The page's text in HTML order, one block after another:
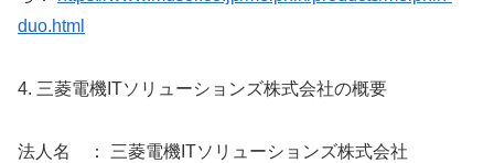
duo.html
4. 三菱電機ITソリューションズ株式会社の概要
法人名 ： 三菱電機ITソリューションズ株式会社